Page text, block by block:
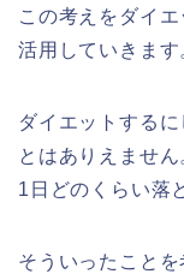
この考えをダイ
活用していきます
ダイエットする
とはありえません
1日どのくらい落
そういったこと